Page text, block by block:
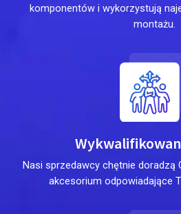
komponentów i wykorzystują
montażu.
Nasi sprzedawcy chętnie doradzą
akcesorium odpowiadające